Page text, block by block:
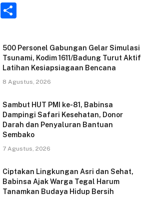
E
ai ar
e
500 Personel Gabungan Gelar Simulasi
Tsunami, Kodim 1611/Badung Turut Aktif
Latihan Kesiapsiagaan Bencana
8 Agustus, 2026
Sambut HUT PMI ke-81, Babinsa
Dampingi Safari Kesehatan, Donor
Darah dan Penyaluran Bantuan
Sembako
7 Agustus, 2026
Ciptakan Lingkungan Asri dan Sehat,
Babinsa Ajak Warga Tegal Harum
Tanamkan Budaya Hidup Bersih